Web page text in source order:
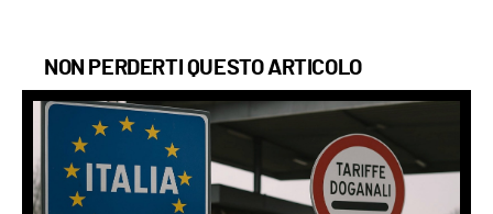
NON PERDERTI QUESTO ARTICOLO